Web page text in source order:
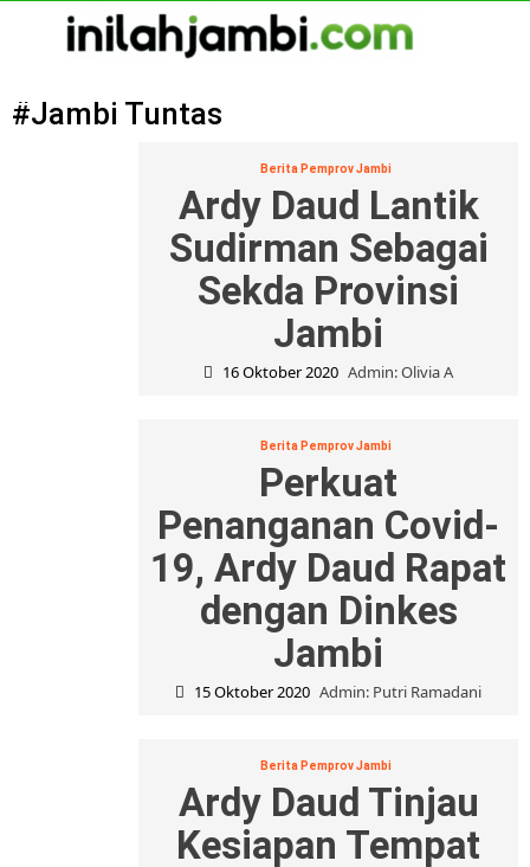
#Jambi Tuntas
Berita Pemprov Jambi
Ardy Daud Lantik
Sudirman Sebagai
Sekda Provinsi
Jambi
16 Oktober 2020 Admin: Olivia A
Berita Pemprov Jambi
Perkuat
Penanganan Covid-
19, Ardy Daud Rapat
dengan Dinkes
Jambi
15 Oktober 2020 Admin: Putri Ramadani
Berita Pemprov Jambi
Ardy Daud Tinjau
Kesiapan Tempat